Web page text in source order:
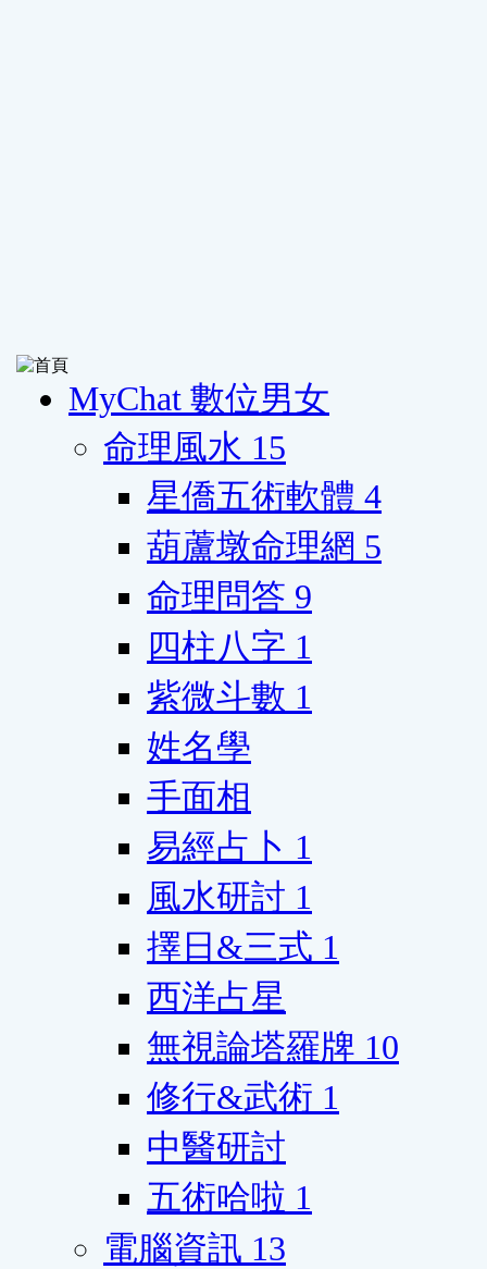
MyChat 數位男女
命理風水 15
星僑五術軟體 4
葫蘆墩命理網 5
命理問答 9
四柱八字 1
紫微斗數 1
姓名學
手面相
易經占卜 1
風水研討 1
擇日&三式 1
西洋占星
無視論塔羅牌 10
修行&武術 1
中醫研討
五術哈啦 1
電腦資訊 13